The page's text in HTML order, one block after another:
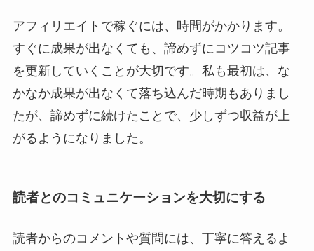
アフィリエイトで稼ぐには、時間がかかります。
すぐに成果が出なくても、諦めずにコツコツ記事
を更新していくことが大切です。私も最初は、な
かなか成果が出なくて落ち込んだ時期もありまし
たが、諦めずに続けたことで、少しずつ収益が上
がるようになりました。
読者とのコミュニケーションを大切にする
読者からのコメントや質問には、丁寧に答えるよ